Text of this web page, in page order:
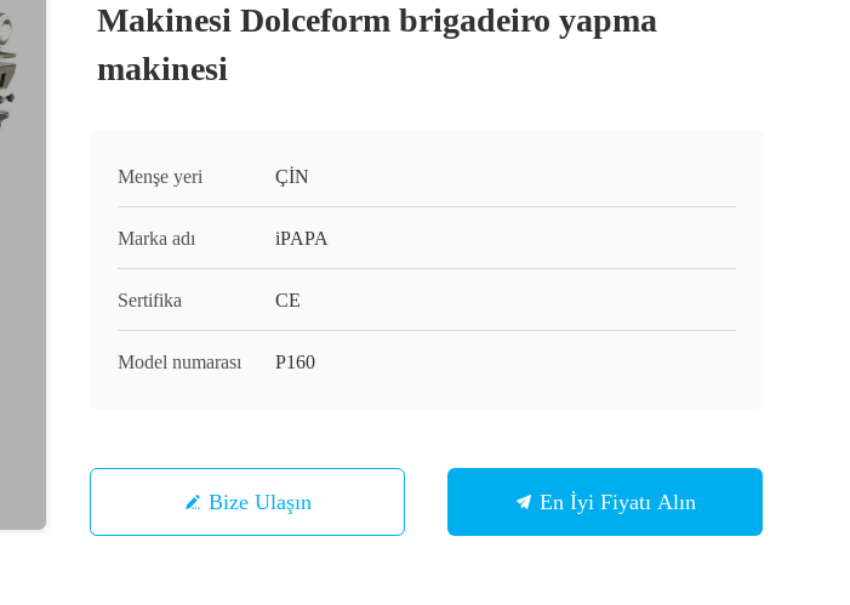
Makinesi Dolceform brigadeiro yapma
makinesi
Menşe yeri ÇİN
Marka adı iPAPA
Sertifika CE
Model numarası P160
Bize Ulaşın En İyi Fiyatı Alın